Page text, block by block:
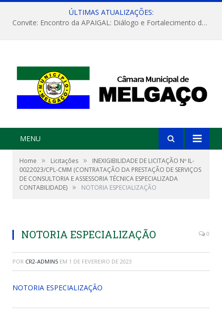
ÚLTIMAS ATUALIZAÇÕES:
Convite: Encontro da APAIGAL: Diálogo e Fortalecimento da Agricultura Familiar
MENU
Home » Licitações »
INEXIGIBILIDADE DE LICITAÇÃO Nº IL-
0022023/CPL-CMM (CONTRATAÇÃO DA PRESTAÇÃO DE SERVIÇOS
DE CONSULTORIA E ASSESSORIA TÉCNICA ESPECIALIZADA
CONTABILIDADE) » NOTORIA ESPECIALIZAÇÃO
NOTORIA ESPECIALIZAÇÃO 0
POR CR2-ADMIN5 EM 1 DE FEVEREIRO DE 2023
NOTORIA ESPECIALIZAÇÃO